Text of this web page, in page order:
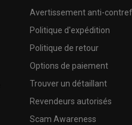
Avertissement anti-
Politique d'expédition
Politique de retour
Options de paiement
Trouver un détaillant
Revendeurs autorisés
Scam Awareness